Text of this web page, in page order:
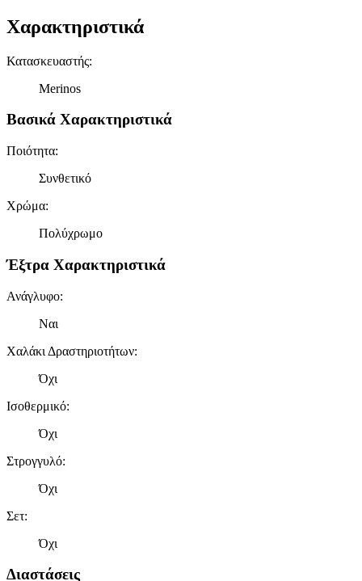
Χαρακτηριστικά
Κατασκευαστής:
Merinos
Βασικά Χαρακτηριστικά
Ποιότητα:
Συνθετικό
Χρώμα:
Πολύχρωμο
Έξτρα Χαρακτηριστικά
Ανάγλυφο:
Ναι
Χαλάκι Δραστηριοτήτων:
Όχι
Ισοθερμικό:
Όχι
Στρογγυλό:
Όχι
Σετ:
Όχι
Διαστάσεις